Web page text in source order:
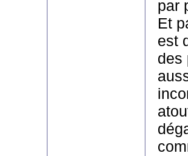
par
Et
est
des